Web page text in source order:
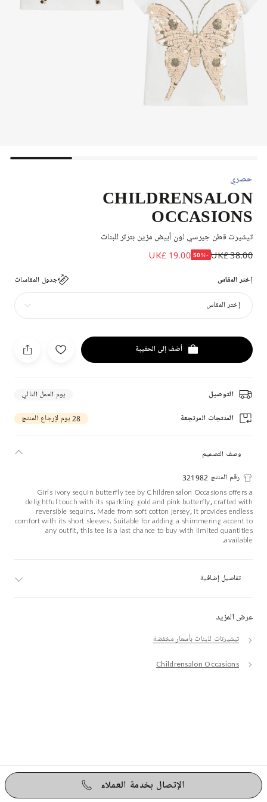
حصري
CHILDRENSALON
OCCASIONS
تيشيرت قطن جيرسي لون أبيض مزين بترتر للبنات
UK£ 38.00
-50%
UK£ 19.00
إختر المقاس جدول المقاسات
إختر المقاس
أضف إلى الحقيبة
التوصيل يوم العمل التالي
المنتجات المرتجعة 28 يوم لإرجاع المنتج
عرض المزيد
تيشيرتات للبنات بأسعار مخفضة
Childrensalon Occasions
وصف التصميم
رقم المنتج 321982
Girls ivory sequin butterfly tee by Childrensalon Occasions offers a
delightful touch with its sparkling gold and pink butterfly, crafted with
reversible sequins. Made from soft cotton jersey, it provides endless
comfort with its short sleeves. Suitable for adding a shimmering accent to
any outfit, this tee is a last chance to buy with limited quantities
available.
تفاصيل إضافية
الإتصال بخدمة العملاء